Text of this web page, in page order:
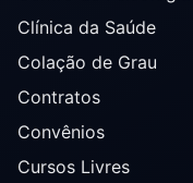
Clínica da Saúde
Colação de Grau
Contratos
Convênios
Cursos Livres